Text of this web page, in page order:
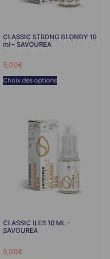
CLASSIC STRONG BLONDY 10
ml – SAVOUREA
5,00€
Choix des options
CLASSIC ILES 10 ML –
SAVOUREA
5,00€